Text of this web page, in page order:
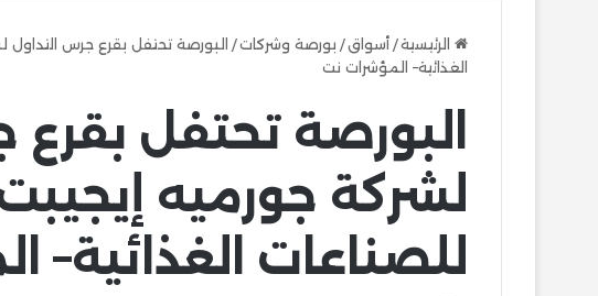
الرئيسية/ أسواق/ بورصة وشركات/ البورصة تحتفل بقرع جرس
الغذائية– المؤشرات نت
البورصة تحتفل
لشركة جورميه
للصناعات الغذائية–